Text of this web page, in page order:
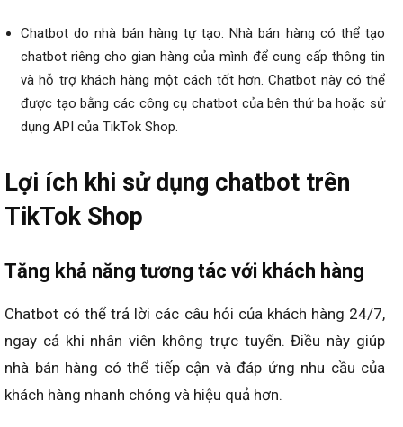
Chatbot do nhà bán hàng tự tạo: Nhà bán hàng có thể tạo
chatbot riêng cho gian hàng của mình để cung cấp thông tin
và hỗ trợ khách hàng một cách tốt hơn. Chatbot này có thể
được tạo bằng các công cụ chatbot của bên thứ ba hoặc sử
dụng API của TikTok Shop.
Lợi ích khi sử dụng chatbot trên
TikTok Shop
Tăng khả năng tương tác với khách hàng
Chatbot có thể trả lời các câu hỏi của khách hàng 24/7,
ngay cả khi nhân viên không trực tuyến. Điều này giúp
nhà bán hàng có thể tiếp cận và đáp ứng nhu cầu của
khách hàng nhanh chóng và hiệu quả hơn.